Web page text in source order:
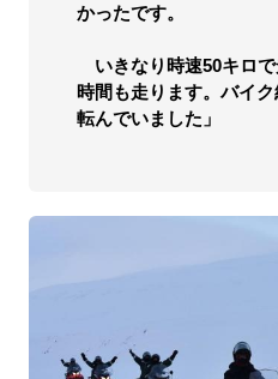
かったです。
いきなり時速50キロ
時間も走ります。バイ
転んでいました」